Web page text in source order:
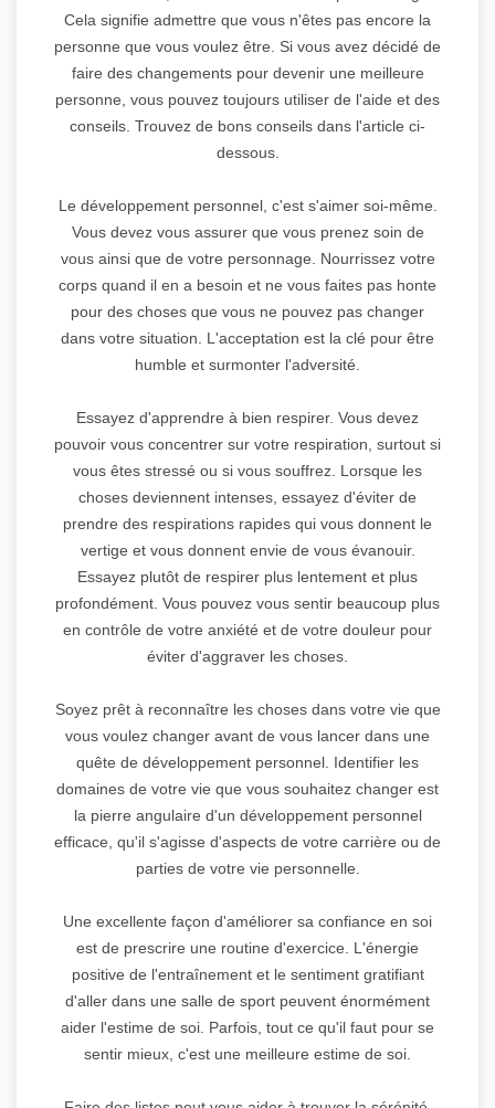
Cela signifie admettre que vous n'êtes pas encore la
personne que vous voulez être. Si vous avez décidé de
faire des changements pour devenir une meilleure
personne, vous pouvez toujours utiliser de l'aide et des
conseils. Trouvez de bons conseils dans l'article ci-
dessous.
Le développement personnel, c'est s'aimer soi-même.
Vous devez vous assurer que vous prenez soin de
vous ainsi que de votre personnage. Nourrissez votre
corps quand il en a besoin et ne vous faites pas honte
pour des choses que vous ne pouvez pas changer
dans votre situation. L'acceptation est la clé pour être
humble et surmonter l'adversité.
Essayez d'apprendre à bien respirer. Vous devez
pouvoir vous concentrer sur votre respiration, surtout si
vous êtes stressé ou si vous souffrez. Lorsque les
choses deviennent intenses, essayez d'éviter de
prendre des respirations rapides qui vous donnent le
vertige et vous donnent envie de vous évanouir.
Essayez plutôt de respirer plus lentement et plus
profondément. Vous pouvez vous sentir beaucoup plus
en contrôle de votre anxiété et de votre douleur pour
éviter d'aggraver les choses.
Soyez prêt à reconnaître les choses dans votre vie que
vous voulez changer avant de vous lancer dans une
quête de développement personnel. Identifier les
domaines de votre vie que vous souhaitez changer est
la pierre angulaire d'un développement personnel
efficace, qu'il s'agisse d'aspects de votre carrière ou de
parties de votre vie personnelle.
Une excellente façon d'améliorer sa confiance en soi
est de prescrire une routine d'exercice. L'énergie
positive de l'entraînement et le sentiment gratifiant
d'aller dans une salle de sport peuvent énormément
aider l'estime de soi. Parfois, tout ce qu'il faut pour se
sentir mieux, c'est une meilleure estime de soi.